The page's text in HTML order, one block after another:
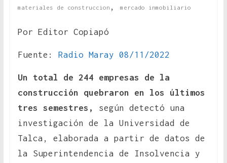
materiales de construccion , mercado inmobiliario
Por Editor Copiapó
Fuente: Radio Maray 08/11/2022
Un total de 244 empresas de la
construcción quebraron en los últimos
tres semestres,
según detectó una
investigación de la Universidad de
Talca, elaborada a partir de datos de
la Superintendencia de Insolvencia y